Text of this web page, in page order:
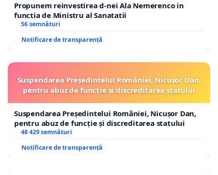
Propunem reinvestirea d-nei Ala Nemerenco in
functia de Ministru al Sanatatii
56 semnături
Notificare de transparență
Suspendarea Președintelui României, Nicușor Dan,
pentru abuz de funcție și discreditarea statului
Suspendarea Președintelui României, Nicușor Dan,
pentru abuz de funcție și discreditarea statului
48 429 semnături
Notificare de transparență